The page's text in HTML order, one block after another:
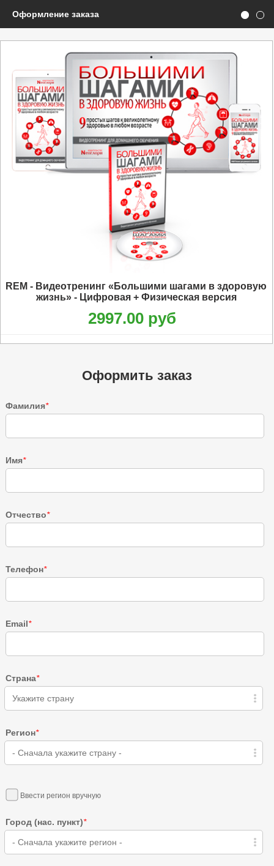
Оформление заказа
Оформить заказ
Фамилия*
Имя*
Отчество*
Телефон*
Email*
Страна*
Укажите страну
Регион*
- Сначала укажите страну -
Ввести регион вручную
Город (нас. пункт)*
- Сначала укажите регион -
REM - Видеотренинг «Большими шагами в здоровую
жизнь» - Цифровая + Физическая версия
2997.00 руб